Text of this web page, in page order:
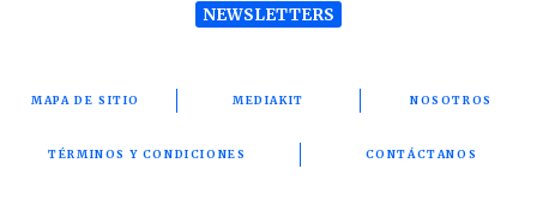
NEWSLETTERS
MAPA DE SITIO MEDIAKIT NOSOTROS
TÉRMINOS Y CONDICIONES CONTÁCTANOS